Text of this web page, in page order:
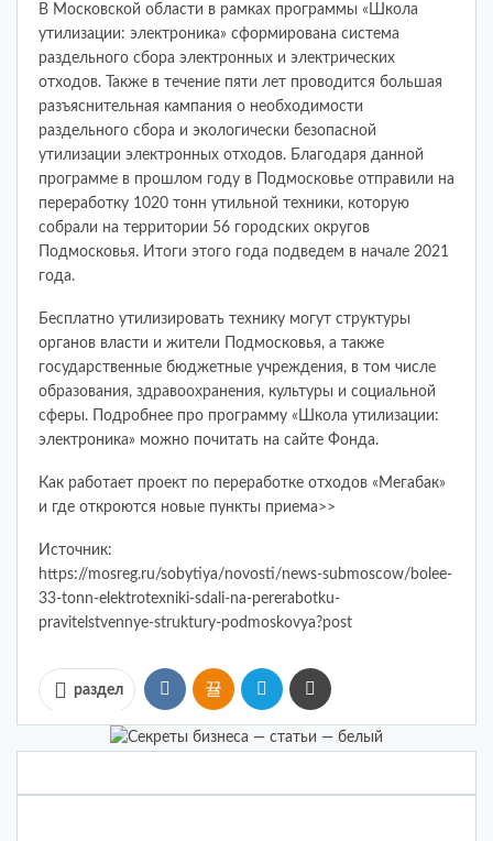
В Московской области в рамках программы «Школа
утилизации: электроника» сформирована система
раздельного сбора электронных и электрических
отходов. Также в течение пяти лет проводится большая
разъяснительная кампания о необходимости
раздельного сбора и экологически безопасной
утилизации электронных отходов. Благодаря данной
программе в прошлом году в Подмосковье отправили на
переработку 1020 тонн утильной техники, которую
собрали на территории 56 городских округов
Подмосковья. Итоги этого года подведем в начале 2021
года.
Бесплатно утилизировать технику могут структуры
органов власти и жители Подмосковья, а также
государственные бюджетные учреждения, в том числе
образования, здравоохранения, культуры и социальной
сферы. Подробнее про программу «Школа утилизации:
электроника» можно почитать на сайте Фонда.
Как работает проект по переработке отходов «Мегабак»
и где откроются новые пункты приема>>
Источник:
https://mosreg.ru/sobytiya/novosti/news-submoscow/bolee-
33-tonn-elektrotexniki-sdali-na-pererabotku-
pravitelstvennye-struktury-podmoskovya?post
раздел